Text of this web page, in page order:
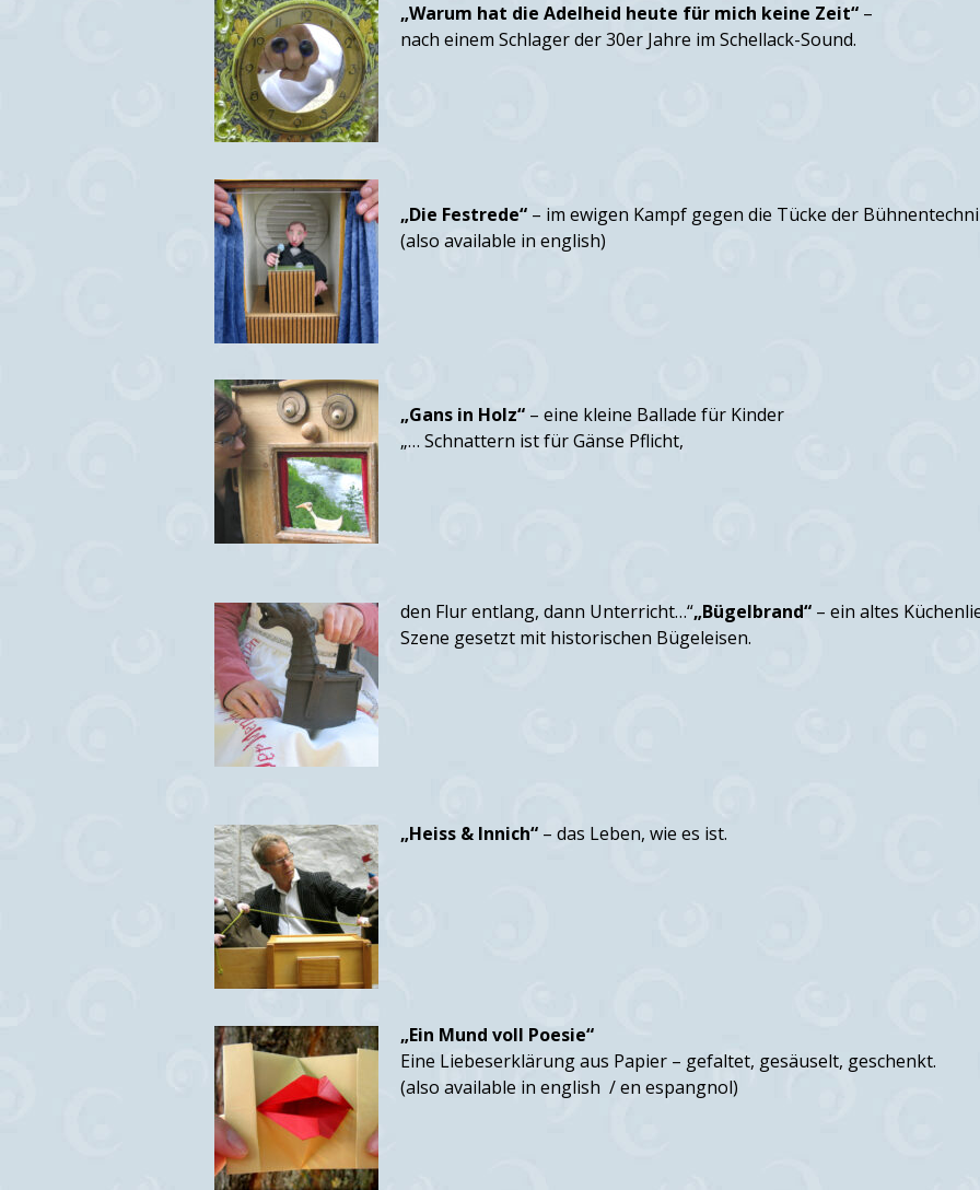
„Warum hat die Adelheid heute für mich keine Zeit“ –
nach einem Schlager der 30er Jahre im Schellack-Sound.
„Die Festrede“ – im ewigen Kampf gegen die Tücke der
(also available in english)
„Gans in Holz“ – eine kleine Ballade für Kinder
„… Schnattern ist für Gänse Pflicht,
den Flur entlang, dann Unterricht…“„Bügelbrand“ – ein altes
Szene gesetzt mit historischen Bügeleisen.
„Heiss & Innich“ – das Leben, wie es ist.
„Ein Mund voll Poesie“
Eine Liebeserklärung aus Papier – gefaltet, gesäuselt, geschenkt.
(also available in english / en espangnol)